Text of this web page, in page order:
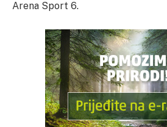
Arena Sport 6.